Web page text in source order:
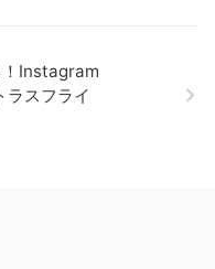
！Instagr
トラス